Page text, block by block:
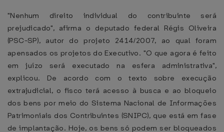
"Nenhum direito individual do contribuinte será
prejudicado", afirma o deputado federal Régis Oliveira
(PSC-SP), autor do projeto 2414/2007, ao qual foram
apensados os projetos do Executivo. "O que agora é feito
em juízo será executado na esfera administrativa",
explicou. De acordo com o texto sobre execução
extrajudicial, o fisco terá acesso à busca e ao bloqueio
dos bens por meio do Sistema Nacional de Informações
Patrimoniais dos Contribuintes (SNIPC), que está em fase
de implantação. Hoje, os bens só podem ser bloqueados